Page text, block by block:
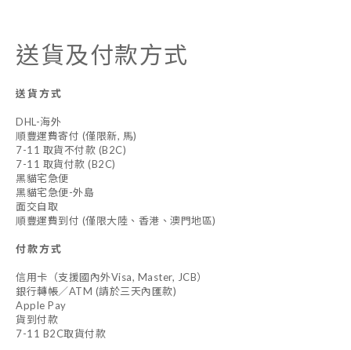
送貨及付款方式
送貨方式
DHL-海外
順豐運費寄付 (僅限新, 馬)
7-11 取貨不付款 (B2C)
7-11 取貨付款 (B2C)
黑貓宅急便
黑貓宅急便-外島
面交自取
順豐運費到付 (僅限大陸、香港、澳門地區)
付款方式
信用卡（支援國內外Visa, Master, JCB）
銀行轉帳／ATM (請於三天內匯款)
Apple Pay
貨到付款
7-11 B2C取貨付款